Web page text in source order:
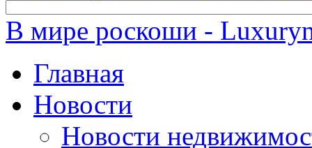
В мире роскоши -
Главная
Новости
Новости